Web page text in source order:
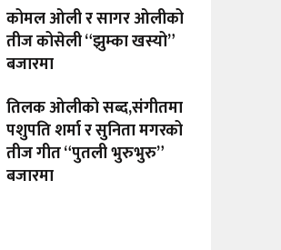
कोमल ओली र सागर ओलीको
तीज कोसेली “झुम्का खस्यो”
बजारमा
तिलक ओलीको सब्द,संगीतमा
पशुपति शर्मा र सुनिता मगरको
तीज गीत “पुतली भुरुभुरु”
बजारमा